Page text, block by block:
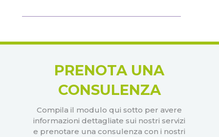
PRENOTA UNA
CONSULENZA
Compila il modulo qui sotto per avere
informazioni dettagliate sui nostri servizi
e prenotare una consulenza con i nostri